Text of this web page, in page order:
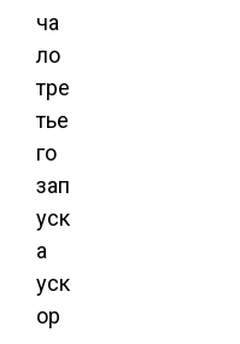
ча
ло
тре
тье
го
зап
уск
а
уск
ор